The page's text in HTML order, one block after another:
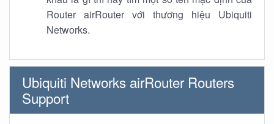
Router airRouter với thương hiệu Ubiquiti
Networks.
Ubiquiti Networks airRouter Routers
Support